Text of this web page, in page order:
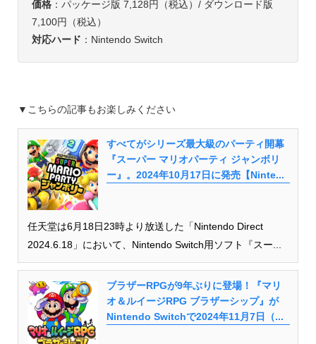
価格：パッケージ版 7,128円（税込）/ ダウンロード版
7,100円（税込）
対応ハード ：Nintendo Switch
▼こちらの記事もお楽しみください
すべてがシリーズ最大級のパーティ開幕
『スーパー マリオパーティ ジャンボリ
ー』。2024年10月17日に発売【Ninte...
任天堂は6月18日23時より放送した「Nintendo Direct
2024.6.18」において、Nintendo Switch用ソフト『スー...
ブラザーRPGが9年ぶりに登場！『マリ
オ＆ルイージRPG ブラザーシップ』が
Nintendo Switchで2024年11月7日（...